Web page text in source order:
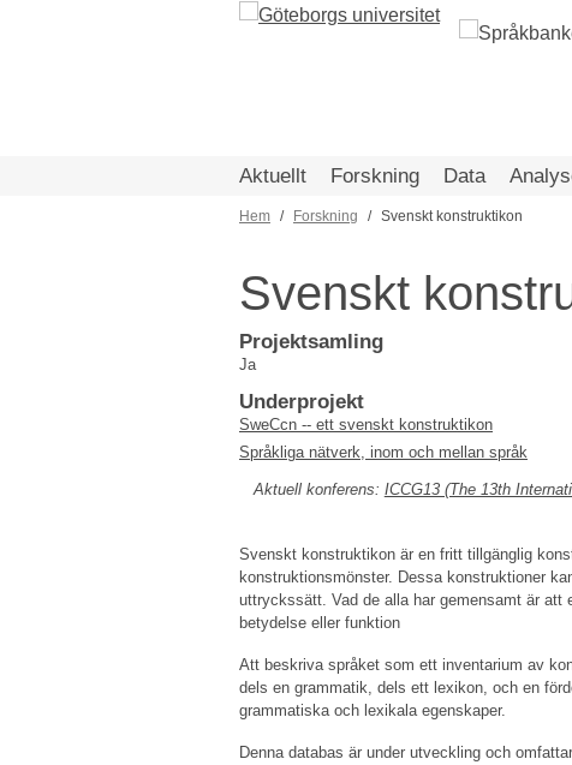
Aktuellt Forskning Data
Länkstig
Hem Forskning Svenskt konstruktikon
Svenskt
Projektsamling
Ja
Underprojekt
SweCcn -- ett svenskt konstruktikon
Språkliga nätverk, inom och mellan språk
Aktuell konferens: ICCG13 (The 13th
Svenskt konstruktikon är en fritt tillgänglig
konstruktionsmönster. Dessa konstruktioner
uttryckssätt. Vad de alla har gemensamt är
betydelse eller funktion
Att beskriva språket som ett inventarium av
dels en grammatik, dels ett lexikon, och en
grammatiska och lexikala egenskaper.
Denna databas är under utveckling och